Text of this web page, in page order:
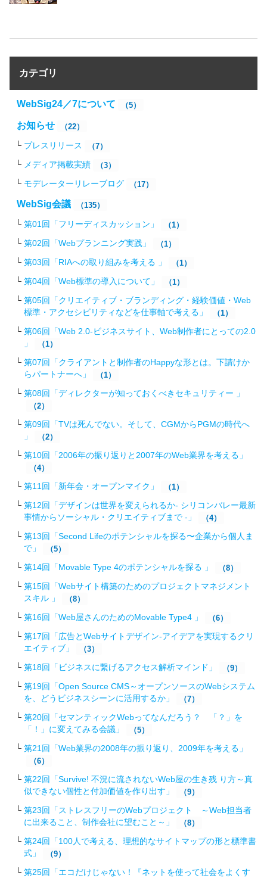
カテゴリ
WebSig24／7について （5）
お知らせ （22）
プレスリリース （7）
メディア掲載実績 （3）
モデレーターリレーブログ （17）
WebSig会議 （135）
第01回「フリーディスカッション」 （1）
第02回「Webプランニング実践」 （1）
第03回「RIAへの取り組みを考える 」 （1）
第04回「Web標準の導入について」 （1）
第05回「クリエイティブ・ブランディング・経験価値・Web
標準・アクセシビリティなどを仕事軸で考える」
（1）
第06回「Web 2.0-ビジネスサイト、Web制作者にとっての2.0
」
（1）
第07回「クライアントと制作者のHappyな形とは。下請けか
らパートナーへ」
（1）
第08回「ディレクターが知っておくべきセキュリティー 」
（2）
第09回「TVは死んでない。そして、CGMからPGMの時代へ
」
（2）
第10回「2006年の振り返りと2007年のWeb業界を考える」
（4）
第11回「新年会・オープンマイク」 （1）
第12回「デザインは世界を変えられるか- シリコンバレー最新
事情からソーシャル・クリエイティブまで -」
（4）
第13回「Second Lifeのポテンシャルを探る〜企業から個人ま
で」
（5）
第14回「Movable Type 4のポテンシャルを探る 」 （8）
第15回「Webサイト構築のためのプロジェクトマネジメント
スキル 」
（8）
第16回「Web屋さんのためのMovable Type4 」 （6）
第17回「広告とWebサイトデザイン-アイデアを実現するクリ
エイティブ」
（3）
第18回「ビジネスに繋げるアクセス解析マインド」 （9）
第19回「Open Source CMS～オープンソースのWebシステム
を、どうビジネスシーンに活用するか」
（7）
第20回「セマンティックWebってなんだろう？ 「？」を
「！」に変えてみる会議」
（5）
第21回「Web業界の2008年の振り返り、2009年を考える」
（6）
第22回「Survive! 不況に流されないWeb屋の生き残 り方～真
似できない個性と付加価値を作り出す」
（9）
第23回「ストレスフリーのWebプロジェクト ～Web担当者
に出来ること、制作会社に望むこと～」
（8）
第24回「100人で考える、理想的なサイトマップの形と標準書
式」
（9）
第25回「エコだけじゃない！『ネットを使って社会をよくす